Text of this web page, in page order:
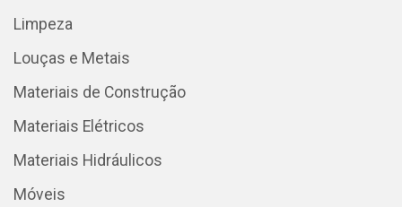
Limpeza
Louças e Metais
Materiais de Construção
Materiais Elétricos
Materiais Hidráulicos
Móveis